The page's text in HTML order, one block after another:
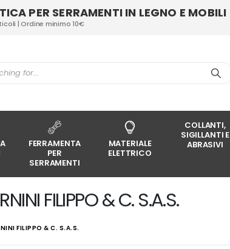
PER SERRAMENTI IN LEGNO E MOBILI
| Ordine minimo 10€
FERRAMENTA
PER
SERRAMENTI
MATERIALE
ELETTRICO
COLLANTI,
SIGILLANTI E
ABRASIVI
FILIPPO & C. S.A.S.
FILIPPO & C. S.A.S.